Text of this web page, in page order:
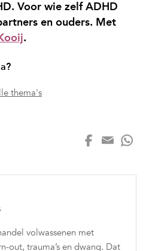
Voor wie zelf ADHD
en ouders. Met
.
thema's
volwassenen met
out, trauma’s en dwang. Dat